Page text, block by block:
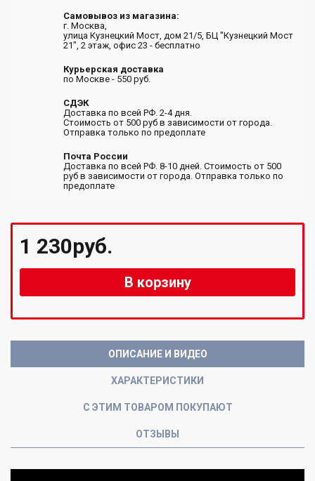
Самовывоз из магазина:
г. Москва,
улица Кузнецкий Мост, дом 21/5, БЦ "Кузнецкий Мост
21", 2 этаж, офис 23 - бесплатно
Курьерская доставка
по Москве - 550 руб.
СДЭК
Доставка по всей РФ. 2-4 дня.
Стоимость от 500 руб в зависимости от города.
Отправка только по предоплате
Почта России
Доставка по всей РФ. 8-10 дней. Стоимость от 500
руб в зависимости от города. Отправка только по
предоплате
1 230руб.
В корзину
ОПИСАНИЕ И ВИДЕО
ХАРАКТЕРИСТИКИ
С ЭТИМ ТОВАРОМ ПОКУПАЮТ
ОТЗЫВЫ